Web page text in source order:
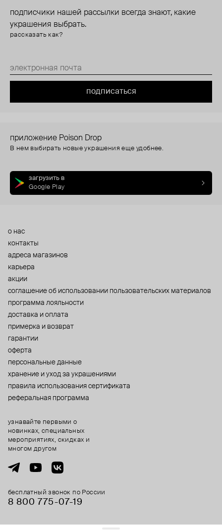
подписчики нашей рассылки всегда знают, какие
украшения выбрать.
рассказать как?
подписаться
приложение Poison Drop
В нем выбирать новые украшения еще удобнее.
загрузить в
Google Play
о нас
контакты
адреса магазинов
карьера
акции
cоглашение об использовании пользовательских материалов
программа лояльности
доставка и оплата
примерка и возврат
гарантии
оферта
персональные данные
хранение и уход за украшениями
правила использования сертификата
реферальная программа
бесплатный звонок по России
8 800 775⁠-07⁠-19
узнавайте первыми о
новинках, специальных
мероприятиях, скидках и
многом другом